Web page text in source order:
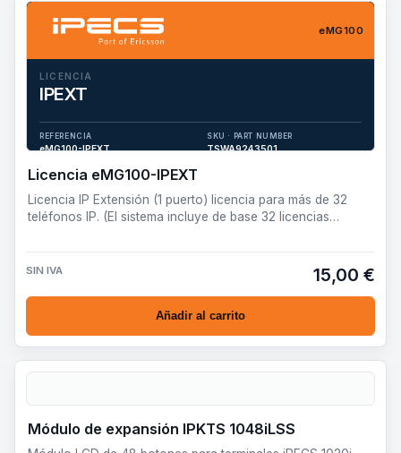
eMG100
LICENCIA
IPEXT
teléfonos IP. (El sistema incluye de base 32 licencias IPEXT
para 32 teléfonos IP).
REFERENCIA
eMG100-IPEXT
SKU · PART NUMBER
TSWA9243501
Licencia eMG100-IPEXT
Licencia IP Extensión (1 puerto) licencia para más de 32
teléfonos IP. (El sistema incluye de base 32 licencias
SIN IVA 15,00 €
Añadir al carrito
Módulo de expansión IPKTS 1048iLSS